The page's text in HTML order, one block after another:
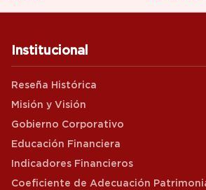
Institucional
Reseña Histórica
Misión y Visión
Gobierno Corporativo
Educación Financiera
Indicadores Financieros
Coeficiente de Adecuación